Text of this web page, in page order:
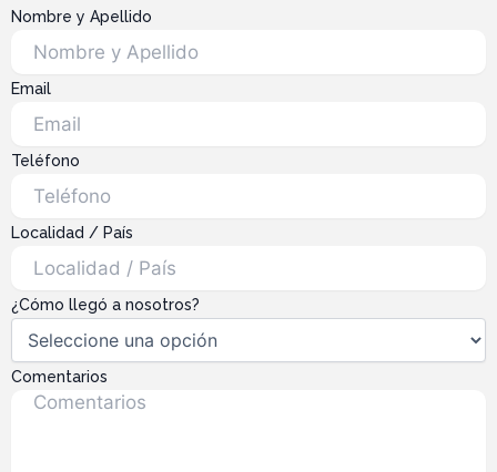
Nombre y Apellido
Email
Teléfono
Localidad / País
¿Cómo llegó a nosotros?
Comentarios